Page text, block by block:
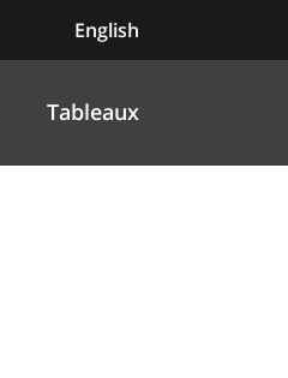
English
Tableaux